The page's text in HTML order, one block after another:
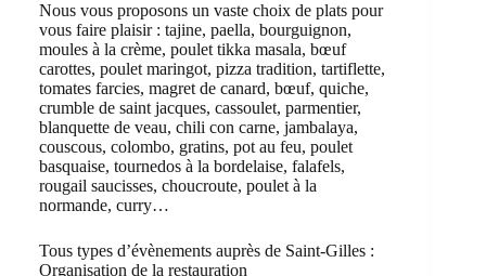
Nous vous proposons un vaste choix de plats pour
vous faire plaisir : tajine, paella, bourguignon,
moules à la crème, poulet tikka masala, bœuf
carottes, poulet maringot, pizza tradition, tartiflette,
tomates farcies, magret de canard, bœuf, quiche,
crumble de saint jacques, cassoulet, parmentier,
blanquette de veau, chili con carne, jambalaya,
couscous, colombo, gratins, pot au feu, poulet
basquaise, tournedos à la bordelaise, falafels,
rougail saucisses, choucroute, poulet à la
normande, curry…
Tous types d’évènements auprès de Saint-Gilles :
Organisation de la restauration